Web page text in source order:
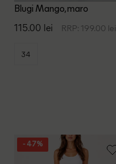
Blugi Mango, maro
115.00 lei RRP: 199.00 lei
34
- 47%